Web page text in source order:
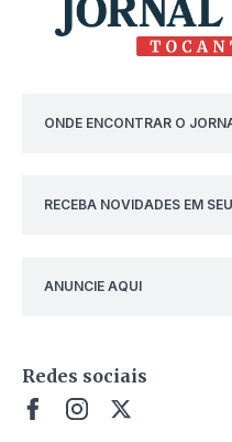
ONDE ENCONTRAR O
RECEBA NOVIDADES EM
ANUNCIE AQUI
Redes sociais